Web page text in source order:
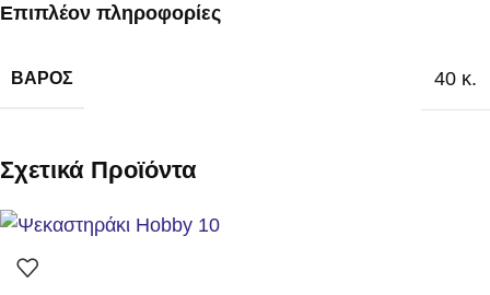
Επιπλέον πληροφορίες
ΒΆΡΟΣ 40 κ.
Σχετικά Προϊόντα